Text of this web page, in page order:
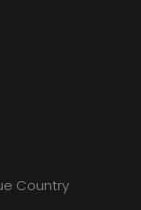
Country